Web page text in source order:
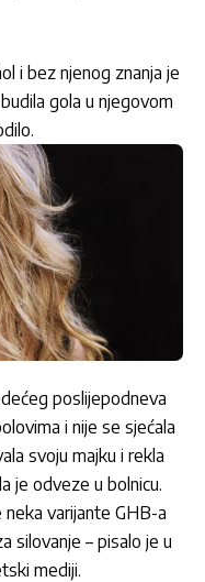
i bez njenog znanja je
gola u njegovom
poslijepodneva
i nije se sjećala
svoju majku i rekla
je odveze u bolnicu.
varijante GHB-a
silovanje – pisalo je u
mediji.